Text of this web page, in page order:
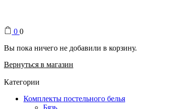
0 0
Вы пока ничего не добавили в корзину.
Вернуться в магазин
Категории
Комплекты постельного белья